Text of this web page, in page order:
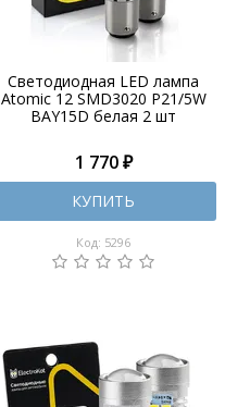
Светодиодная LED лампа
Atomic 12 SMD3020 P21/5W
BAY15D белая 2 шт
1 770 ₽
КУПИТЬ
Код: 5296